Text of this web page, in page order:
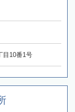
目10番1号